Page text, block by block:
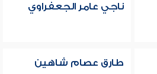
ناجي عامر الجعفراوي
طارق عصام شاهين